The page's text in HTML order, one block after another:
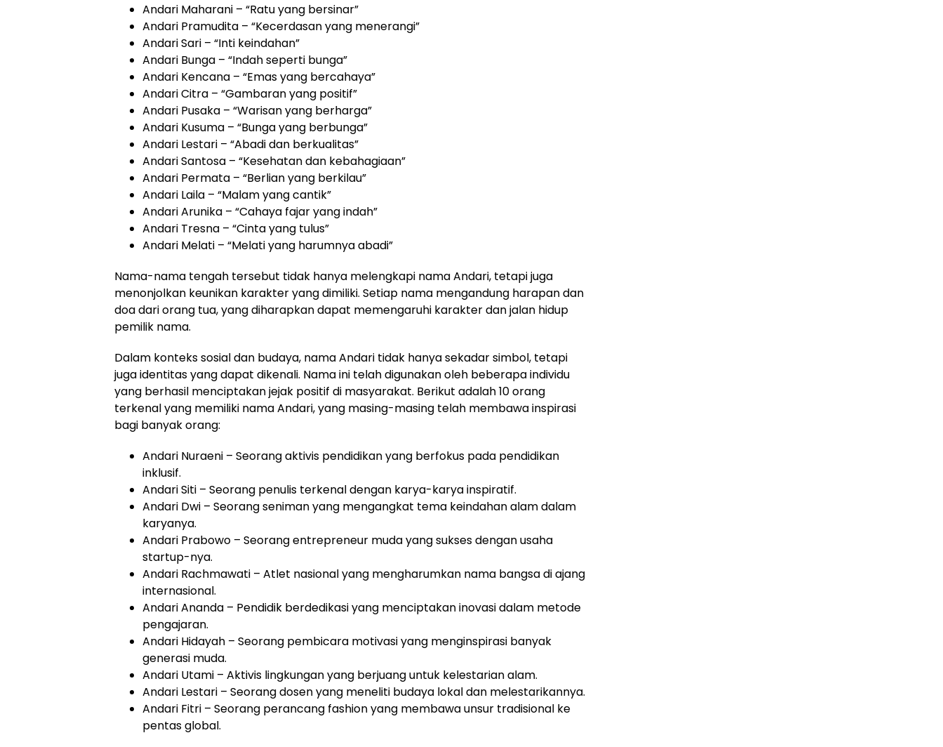
Andari Maharani – “Ratu yang bersinar”
Andari Pramudita – “Kecerdasan yang menerangi”
Andari Sari – “Inti keindahan”
Andari Bunga – “Indah seperti bunga”
Andari Kencana – “Emas yang bercahaya”
Andari Citra – “Gambaran yang positif”
Andari Pusaka – “Warisan yang berharga”
Andari Kusuma – “Bunga yang berbunga”
Andari Lestari – “Abadi dan berkualitas”
Andari Santosa – “Kesehatan dan kebahagiaan”
Andari Permata – “Berlian yang berkilau”
Andari Laila – “Malam yang cantik”
Andari Arunika – “Cahaya fajar yang indah”
Andari Tresna – “Cinta yang tulus”
Andari Melati – “Melati yang harumnya abadi”
Nama-nama tengah tersebut tidak hanya melengkapi nama Andari, tetapi juga
menonjolkan keunikan karakter yang dimiliki. Setiap nama mengandung harapan dan
doa dari orang tua, yang diharapkan dapat memengaruhi karakter dan jalan hidup
pemilik nama.
Dalam konteks sosial dan budaya, nama Andari tidak hanya sekadar simbol, tetapi
juga identitas yang dapat dikenali. Nama ini telah digunakan oleh beberapa individu
yang berhasil menciptakan jejak positif di masyarakat. Berikut adalah 10 orang
terkenal yang memiliki nama Andari, yang masing-masing telah membawa inspirasi
bagi banyak orang:
Andari Nuraeni – Seorang aktivis pendidikan yang berfokus pada pendidikan
inklusif.
Andari Siti – Seorang penulis terkenal dengan karya-karya inspiratif.
Andari Dwi – Seorang seniman yang mengangkat tema keindahan alam dalam
karyanya.
Andari Prabowo – Seorang entrepreneur muda yang sukses dengan usaha
startup-nya.
Andari Rachmawati – Atlet nasional yang mengharumkan nama bangsa di ajang
internasional.
Andari Ananda – Pendidik berdedikasi yang menciptakan inovasi dalam metode
pengajaran.
Andari Hidayah – Seorang pembicara motivasi yang menginspirasi banyak
generasi muda.
Andari Utami – Aktivis lingkungan yang berjuang untuk kelestarian alam.
Andari Lestari – Seorang dosen yang meneliti budaya lokal dan melestarikannya.
Andari Fitri – Seorang perancang fashion yang membawa unsur tradisional ke
pentas global.